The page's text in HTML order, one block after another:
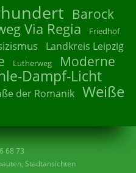
Barock
Via Regia Friedhof
Landkreis Leipzig
Lutherweg Moderne
Dampf-Licht
der Romanik Weiße
68 73
Stadtansichten